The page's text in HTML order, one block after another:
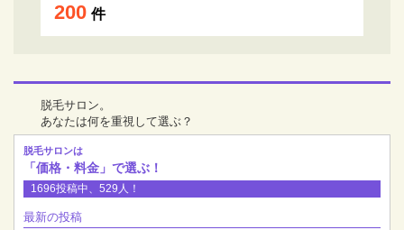
200 件
脱毛サロン。
あなたは何を重視して選ぶ？
脱毛サロンは
「価格・料金」で選ぶ！
1696投稿中、529人！
最新の投稿